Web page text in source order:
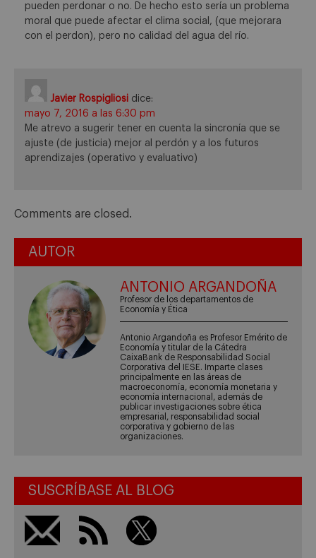
pueden perdonar o no. De hecho esto sería un problema
moral que puede afectar el clima social, (que mejorara
con el perdon), pero no calidad del agua del río.
Javier Rospigliosi dice:
mayo 7, 2016 a las 6:30 pm
Me atrevo a sugerir tener en cuenta la sincronía que se
ajuste (de justicia) mejor al perdón y a los futuros
aprendizajes (operativo y evaluativo)
Comments are closed.
AUTOR
ANTONIO ARGANDOÑA
Profesor de los departamentos de
Economía y Ética
Antonio Argandoña es Profesor Emérito de
Economía y titular de la Cátedra
CaixaBank de Responsabilidad Social
Corporativa del IESE. Imparte clases
principalmente en las áreas de
macroeconomía, economía monetaria y
economía internacional, además de
publicar investigaciones sobre ética
empresarial, responsabilidad social
corporativa y gobierno de las
organizaciones.
SUSCRÍBASE AL BLOG